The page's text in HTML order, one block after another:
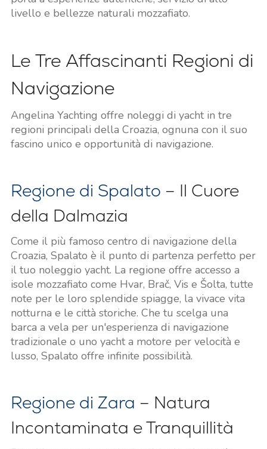
livello e bellezze naturali mozzafiato.
Le Tre Affascinanti Regioni di
Navigazione
Angelina Yachting offre noleggi di yacht in tre
regioni principali della Croazia, ognuna con il suo
fascino unico e opportunità di navigazione.
Regione di Spalato – Il Cuore
della Dalmazia
Come il più famoso centro di navigazione della
Croazia, Spalato è il punto di partenza perfetto per
il tuo noleggio yacht. La regione offre accesso a
isole mozzafiato come Hvar, Brač, Vis e Šolta, tutte
note per le loro splendide spiagge, la vivace vita
notturna e le città storiche. Che tu scelga una
barca a vela per un'esperienza di navigazione
tradizionale o uno yacht a motore per velocità e
lusso, Spalato offre infinite possibilità.
Regione di Zara – Natura
Incontaminata e Tranquillità